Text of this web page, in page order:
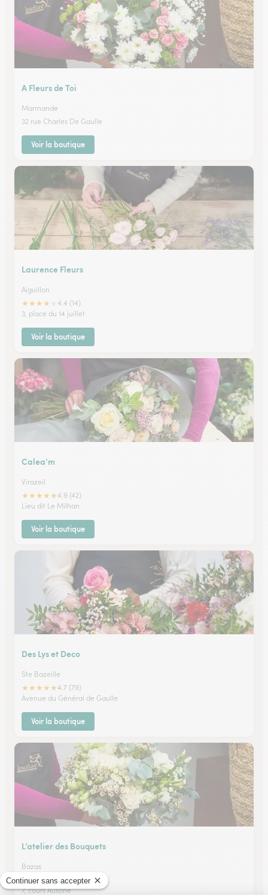
A Fleurs de Toi
Marmande
32 rue Charles De Gaulle
Voir la boutique
Laurence Fleurs
Aiguillon
★★★★
4.4 (14)
3, place du 14 juillet
Voir la boutique
Calea’m
Virazeil
★★★★★4.9 (42)
Lieu dit Le Milhan
Voir la boutique
Des Lys et Deco
Ste Bazeille
★★★★★4.7 (79)
Avenue du Général de Gaulle
Voir la boutique
L’atelier des Bouquets
Bazas
★★★★★ 4.9 (48)
7, cours Ausone